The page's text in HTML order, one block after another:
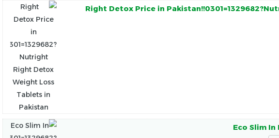
Right Detox Price in
Eco Slim In